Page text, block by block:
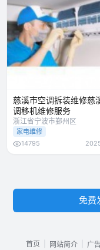
慈溪市空调拆装维修慈
调移机维修服务
浙江省宁波市鄞州区
家电维修
14795
免费
首页 网站简介 广